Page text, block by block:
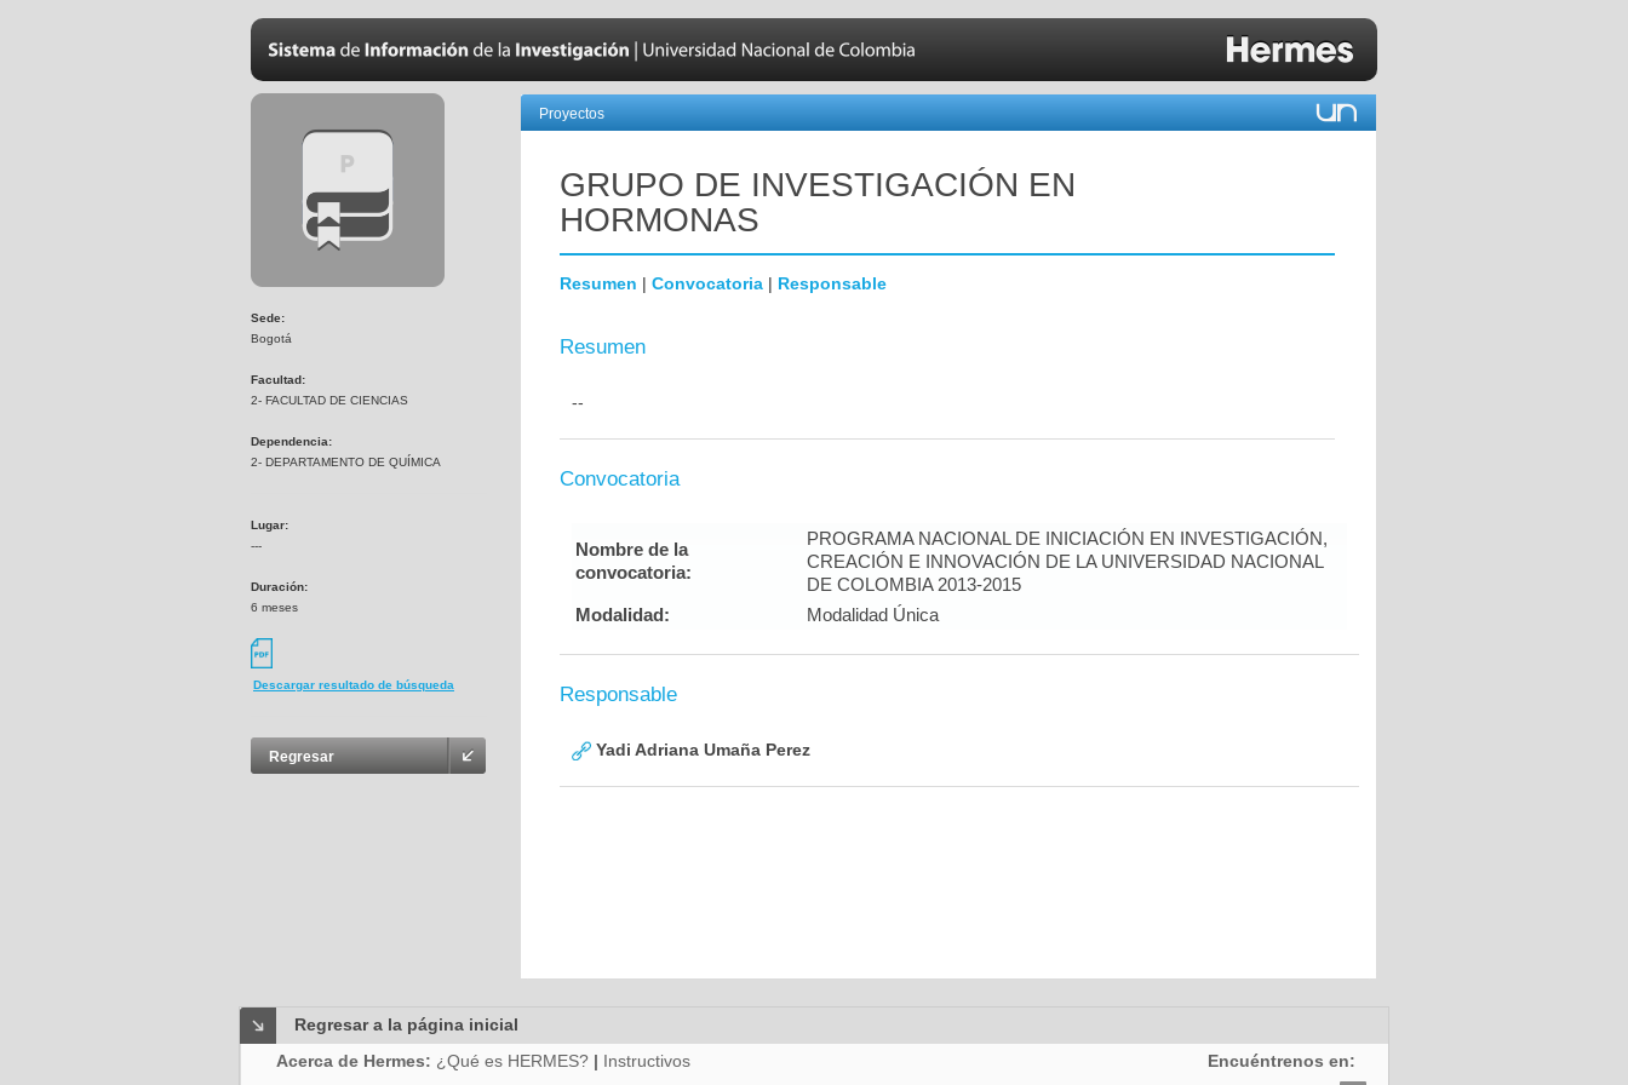
Sede:
Bogotá
Facultad:
2- FACULTAD DE CIENCIAS
Dependencia:
2- DEPARTAMENTO DE QUÍMICA
Lugar:
---
Duración:
6 meses
Descargar resultado de búsqueda
Regresar
Proyectos
GRUPO DE INVESTIGACIÓN EN
HORMONAS
Resumen | Convocatoria | Responsable
Resumen
--
Convocatoria
Nombre de la
convocatoria:
PROGRAMA NACIONAL DE INICIACIÓN EN INVESTIGACIÓN,
CREACIÓN E INNOVACIÓN DE LA UNIVERSIDAD NACIONAL
DE COLOMBIA 2013-2015
Modalidad:
Modalidad Única
Responsable
Yadi Adriana Umaña Perez
Regresar a la página inicial
Acerca de Hermes: ¿Qué es HERMES? | Instructivos Encuéntrenos en: